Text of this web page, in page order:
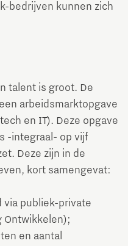
bedrijven kunnen zich
talent is groot. De
arbeidsmarktopgave
en IT). Deze opgave
-integraal- op vijf
Deze zijn in de
kort samengevat:
via publiek-private
Ontwikkelen);
en aantal